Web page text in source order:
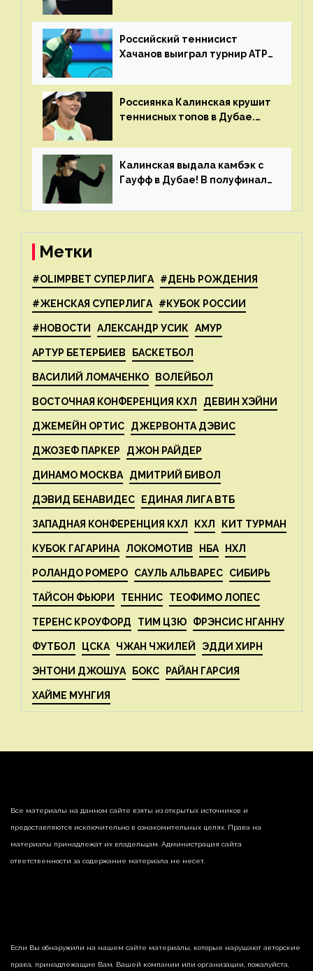
Российский теннисист
Хачанов выиграл турнир ATP
Россиянка Калинская крушит
теннисных топов в Дубае.
рейтинга
Калинская выдала камбэк с
Гауфф в Дубае! В полуфинале
Свёнтек
Метки
#OLIMPBET СУПЕРЛИГА #ДЕНЬ РОЖДЕНИЯ
#ЖЕНСКАЯ СУПЕРЛИГА #КУБОК РОССИИ
#НОВОСТИ АЛЕКСАНДР УСИК АМУР
АРТУР БЕТЕРБИЕВ БАСКЕТБОЛ
ВАСИЛИЙ ЛОМАЧЕНКО ВОЛЕЙБОЛ
ВОСТОЧНАЯ КОНФЕРЕНЦИЯ КХЛ ДЕВИН ХЭЙНИ
ДЖЕМЕЙН ОРТИС ДЖЕРВОНТА ДЭВИС
ДЖОЗЕФ ПАРКЕР ДЖОН РАЙДЕР
ДИНАМО МОСКВА ДМИТРИЙ БИВОЛ
ДЭВИД БЕНАВИДЕС ЕДИНАЯ ЛИГА ВТБ
ЗАПАДНАЯ КОНФЕРЕНЦИЯ КХЛ КХЛ КИТ ТУРМАН
КУБОК ГАГАРИНА ЛОКОМОТИВ НБА НХЛ
РОЛАНДО РОМЕРО САУЛЬ АЛЬВАРЕС СИБИРЬ
ТАЙСОН ФЬЮРИ ТЕННИС ТЕОФИМО ЛОПЕС
ТЕРЕНС КРОУФОРД ТИМ ЦЗЮ ФРЭНСИС НГАННУ
ФУТБОЛ ЦСКА ЧЖАН ЧЖИЛЕЙ ЭДДИ ХИРН
ЭНТОНИ ДЖОШУА БОКС РАЙАН ГАРСИЯ
ХАЙМЕ МУНГИЯ
Все материалы на данном сайте взяты из открытых источников и
предоставляются исключительно в ознакомительных целях. Права на
материалы принадлежат их владельцам. Администрация сайта
ответственности за содержание материала не несет.
Если Вы обнаружили на нашем сайте материалы, которые нарушают авторские
права, принадлежащие Вам, Вашей компании или организации, пожалуйста,